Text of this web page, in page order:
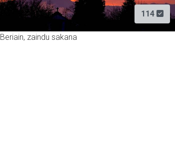
114
Beriain, zaindu sakana